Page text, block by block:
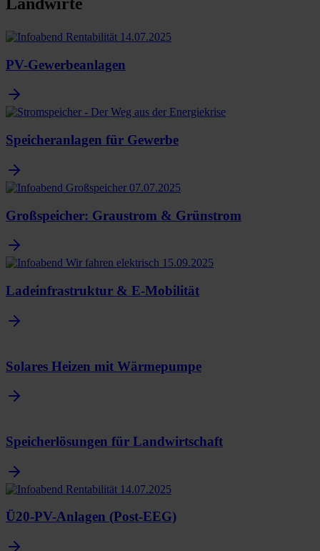
PV-Gewerbeanlagen
Speicheranlagen für Gewerbe
Großspeicher: Graustrom & Grünstrom
Ladeinfrastruktur & E-Mobilität
Solares Heizen mit Wärmepumpe
Speicherlösungen für Landwirtschaft
Ü20-PV-Anlagen (Post-EEG)